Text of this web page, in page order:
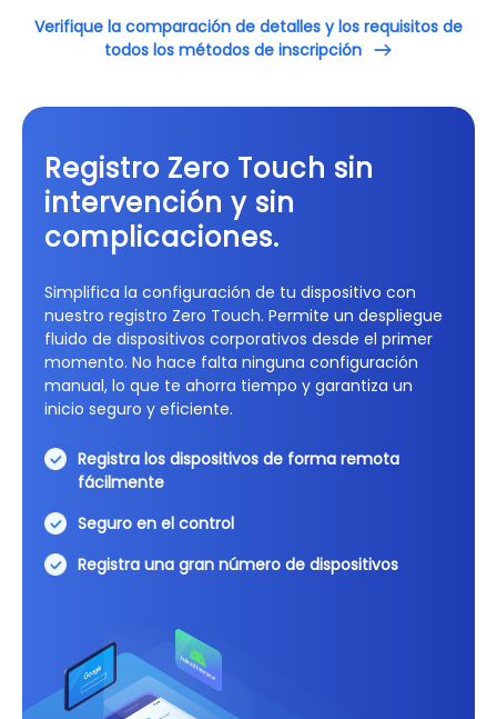
Verifique la comparación de detalles y los requisitos de
todos los métodos de inscripción
Registro Zero Touch sin
intervención y sin
complicaciones.
Simplifica la configuración de tu dispositivo con
nuestro registro Zero Touch. Permite un despliegue
fluido de dispositivos corporativos desde el primer
momento. No hace falta ninguna configuración
manual, lo que te ahorra tiempo y garantiza un
inicio seguro y eficiente.
Registra los dispositivos de forma remota
fácilmente
Seguro en el control
Registra una gran número de dispositivos